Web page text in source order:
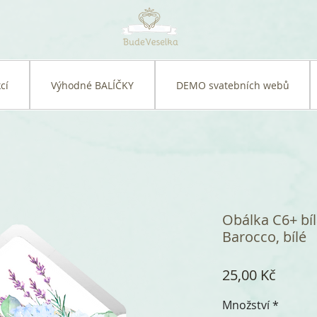
Výhodné BALÍČKY DEMO svatebních webů
Obálka C6+
Barocco, bílé
25,00 Kč
Množství*